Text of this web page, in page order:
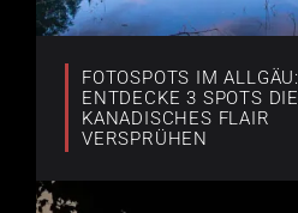
FOTOSPOTS IM ALLGÄU:
ENTDECKE 3 SPOTS DIE
KANADISCHES FLAIR
VERSPRÜHEN